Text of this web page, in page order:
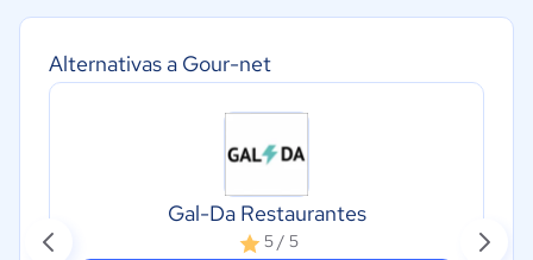
Alternativas a Gour-net
Gal-Da Restaurantes
5 / 5